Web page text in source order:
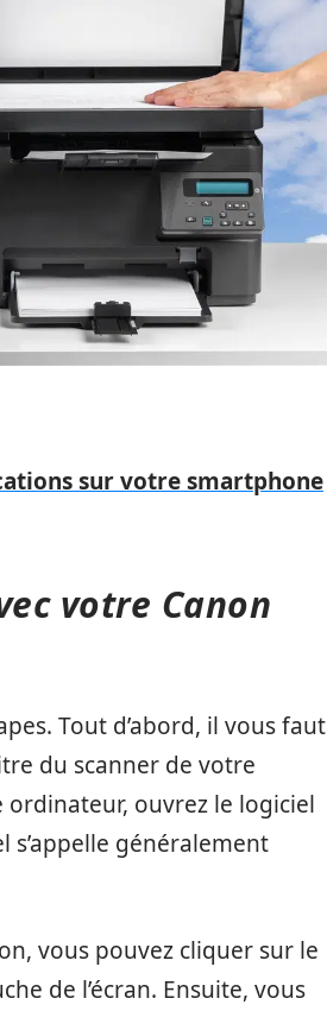
sur votre smartphone
votre Canon
Tout d’abord, il vous faut
du scanner de votre
ouvrez le logiciel
s’appelle généralement
vous pouvez cliquer sur le
de l’écran. Ensuite, vous